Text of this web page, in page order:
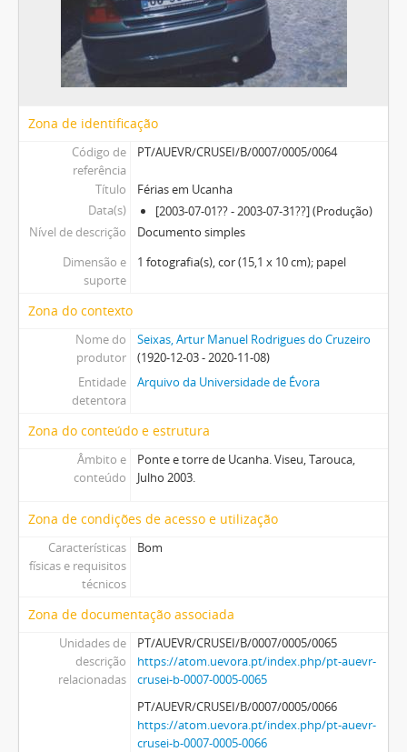
Zona de identificação
Código de
referência
PT/AUEVR/CRUSEI/B/0007/0005/0064
Título
Férias em Ucanha
Data(s)
[2003-07-01?? - 2003-07-31??] (Produção)
Nível de descrição
Documento simples
Dimensão e
suporte
1 fotografia(s), cor (15,1 x 10 cm); papel
Zona do contexto
Nome do
produtor
Seixas, Artur Manuel Rodrigues do Cruzeiro
(1920-12-03 - 2020-11-08)
Entidade
detentora
Arquivo da Universidade de Évora
Zona do conteúdo e estrutura
Âmbito e
conteúdo
Ponte e torre de Ucanha. Viseu, Tarouca,
Julho 2003.
Zona de condições de acesso e utilização
Características
físicas e requisitos
técnicos
Bom
Zona de documentação associada
Unidades de
descrição
relacionadas
PT/AUEVR/CRUSEI/B/0007/0005/0065
https://atom.uevora.pt/index.php/pt-auevr-
crusei-b-0007-0005-0065
PT/AUEVR/CRUSEI/B/0007/0005/0066
https://atom.uevora.pt/index.php/pt-auevr-
crusei-b-0007-0005-0066